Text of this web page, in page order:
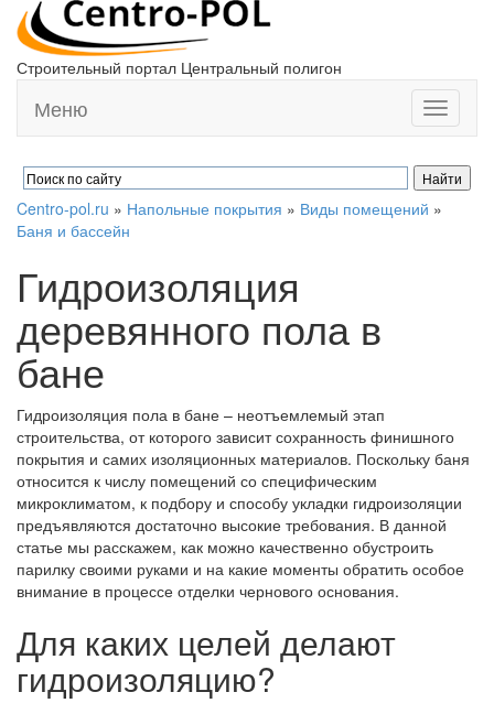
Строительный портал Центральный полигон
Toggle
Меню
Centro-pol.ru » Напольные покрытия » Виды помещений »
Баня и бассейн
Гидроизоляция
деревянного пола в
бане
Гидроизоляция пола в бане – неотъемлемый этап
строительства, от которого зависит сохранность финишного
покрытия и самих изоляционных материалов. Поскольку баня
относится к числу помещений со специфическим
микроклиматом, к подбору и способу укладки гидроизоляции
предъявляются достаточно высокие требования. В данной
статье мы расскажем, как можно качественно обустроить
парилку своими руками и на какие моменты обратить особое
внимание в процессе отделки чернового основания.
Для каких целей делают
гидроизоляцию?